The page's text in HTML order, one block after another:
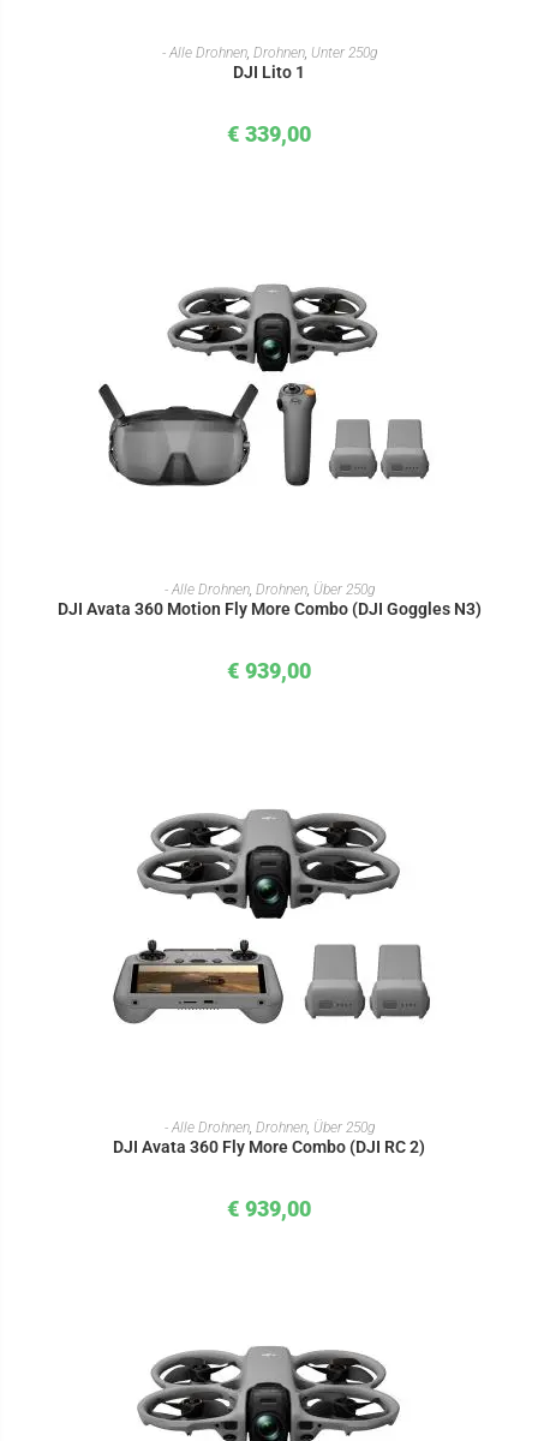
IN DEN WARENKORB
- Alle Drohnen, Drohnen, Unter 250g
DJI Lito 1
€ 339,00
IN DEN WARENKORB
- Alle Drohnen, Drohnen, Über 250g
DJI Avata 360 Motion Fly More Combo (DJI Goggles N3)
€ 939,00
IN DEN WARENKORB
- Alle Drohnen, Drohnen, Über 250g
DJI Avata 360 Fly More Combo (DJI RC 2)
€ 939,00